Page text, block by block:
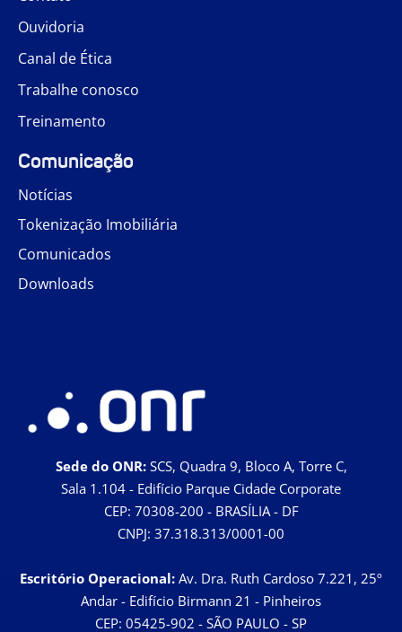
Ouvidoria
Canal de Ética
Trabalhe conosco
Treinamento
Comunicação
Notícias
Tokenização Imobiliária
Comunicados
Downloads
Sede do ONR:SCS, Quadra 9, Bloco A, Torre C,
Sala 1.104 - Edifício Parque Cidade Corporate
CEP: 70308-200 - BRASÍLIA - DF
CNPJ: 37.318.313/0001-00
Escritório Operacional: Av. Dra. Ruth Cardoso 7.221, 25º
Andar - Edifício Birmann 21 - Pinheiros
CEP: 05425-902 - SÃO PAULO - SP